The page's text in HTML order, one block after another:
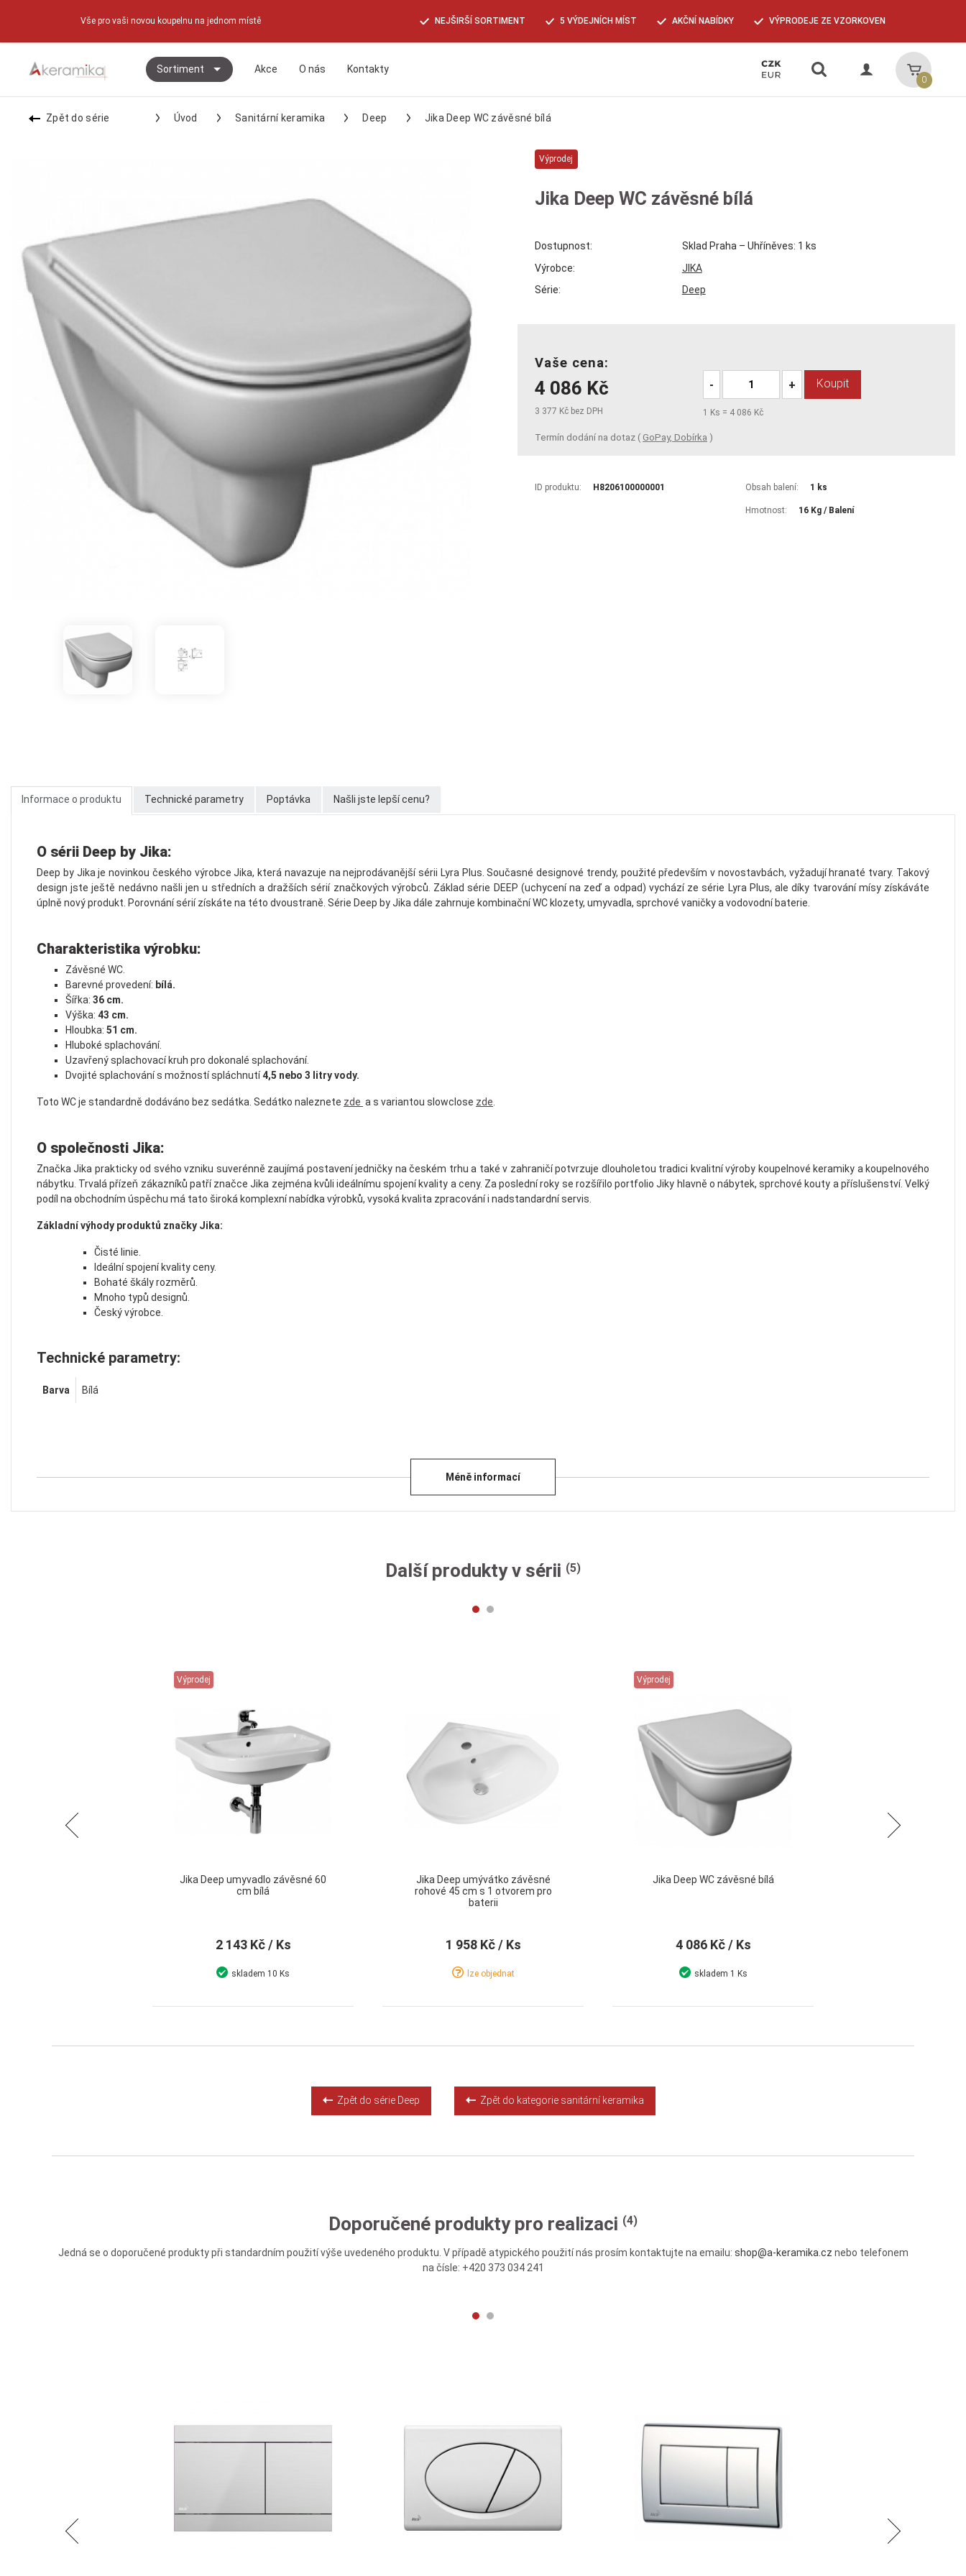
Vše pro vaši novou koupelnu na jednom místě NEJŠIRŠÍ SORTIMENT 5 VÝDEJNÍCH MÍST AKČNÍ NABÍDKY VÝPRODEJE ZE VZORKOVEN
Sortiment Akce O nás Kontakty Vyhledávání Košík
0
Zpět do série Úvod Sanitární keramika Deep Jika Deep WC závěsné bílá
Výprodej
Jika Deep WC závěsné bílá
Dostupnost:
Sklad Praha – Uhříněves: 1 ks
Výrobce:
JIKA
Série:
Deep
Vaše cena:
4 086 Kč
3 377 Kč bez DPH
- + Koupit
1 Ks = 4 086 Kč
Termín dodání na dotaz ( GoPay, Dobírka )
ID produktu: H8206100000001 Obsah balení: 1 ks
Hmotnost: 16 Kg / Balení
Informace o produktu Technické parametry Poptávka Našli jste lepší cenu?
O sérii Deep by Jika:
Deep by Jika je novinkou českého výrobce Jika, která navazuje na nejprodávanější sérii Lyra Plus. Současné designové trendy, použité především v novostavbách, vyžadují hranaté tvary. Takový
design jste ještě nedávno našli jen u středních a dražších sérií značkových výrobců. Základ série DEEP (uchycení na zeď a odpad) vychází ze série Lyra Plus, ale díky tvarování mísy získáváte
úplně nový produkt. Porovnání sérií získáte na této dvoustraně. Série Deep by Jika dále zahrnuje kombinační WC klozety, umyvadla, sprchové vaničky a vodovodní baterie.
Charakteristika výrobku:
Závěsné WC.
Barevné provedení: bílá.
Šířka: 36 cm.
Výška: 43 cm.
Hloubka: 51 cm.
Hluboké splachování.
Uzavřený splachovací kruh pro dokonalé splachování.
Dvojité splachování s možností spláchnutí4,5 nebo 3 litry vody.
Toto WC je standardně dodáváno bez sedátka. Sedátko naleznete zde a s variantou slowclose zde.
O společnosti Jika:
Značka Jika prakticky od svého vzniku suverénně zaujímá postavení jedničky na českém trhu a také v zahraničí potvrzuje dlouholetou tradici kvalitní výroby koupelnové keramiky a koupelnového
nábytku. Trvalá přízeň zákazníků patří značce Jika zejména kvůli ideálnímu spojení kvality a ceny. Za poslední roky se rozšířilo portfolio Jiky hlavně o nábytek, sprchové kouty a příslušenství. Velký
podíl na obchodním úspěchu má tato široká komplexní nabídka výrobků, vysoká kvalita zpracování i nadstandardní servis.
Základní výhody produktů značky Jika:
Čisté linie.
Ideální spojení kvality ceny.
Bohaté škály rozměrů.
Mnoho typů designů.
Český výrobce.
Technické parametry:
Barva Bílá
Méně informací
Další produkty v sérii (5)
Výprodej
Jika Deep umyvadlo závěsné 60
cm bílá
2 143 Kč/ Ks
skladem 10 Ks
Jika Deep umývátko závěsné
rohové 45 cm s 1 otvorem pro
baterii
1 958 Kč/ Ks
lze objednat
Výprodej
Jika Deep WC závěsné bílá
4 086 Kč/ Ks
skladem 1 Ks
Zpět do série Deep Zpět do kategorie sanitární keramika
Doporučené produkty pro realizaci (4)
Jedná se o doporučené produkty při standardním použití výše uvedeného produktu. V případě atypického použití nás prosím kontaktujte na emailu: shop@a-keramika.cz nebo telefonem
na čísle: +420 373 034 241